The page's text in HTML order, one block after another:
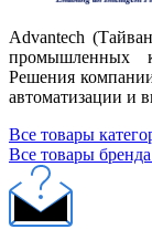
Advantech
промышленных
Решения
автоматизации и
Все товары
Все товары